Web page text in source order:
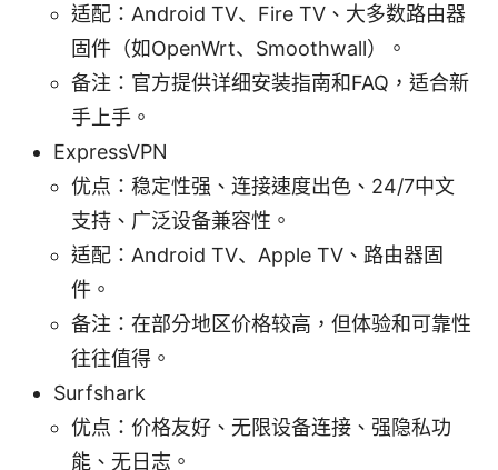
适配：Android TV、Fire TV、大多数路由器
固件（如OpenWrt、Smoothwall）。
备注：官方提供详细安装指南和FAQ，适合新
手上手。
ExpressVPN
优点：稳定性强、连接速度出色、24/7中文
支持、广泛设备兼容性。
适配：Android TV、Apple TV、路由器固
件。
备注：在部分地区价格较高，但体验和可靠性
往往值得。
Surfshark
优点：价格友好、无限设备连接、强隐私功
能、无日志。